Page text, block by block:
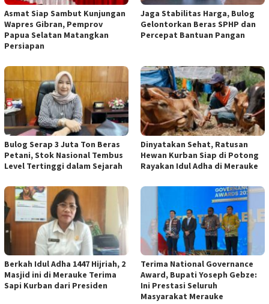
Asmat Siap Sambut Kunjungan
Wapres Gibran, Pemprov
Papua Selatan Matangkan
Persiapan
Jaga Stabilitas Harga, Bulog
Gelontorkan Beras SPHP dan
Percepat Bantuan Pangan
Bulog Serap 3 Juta Ton Beras
Petani, Stok Nasional Tembus
Level Tertinggi dalam Sejarah
Dinyatakan Sehat, Ratusan
Hewan Kurban Siap di Potong
Rayakan Idul Adha di Merauke
Berkah Idul Adha 1447 Hijriah, 2
Masjid ini di Merauke Terima
Sapi Kurban dari Presiden
Terima National Governance
Award, Bupati Yoseph Gebze:
Ini Prestasi Seluruh
Masyarakat Merauke